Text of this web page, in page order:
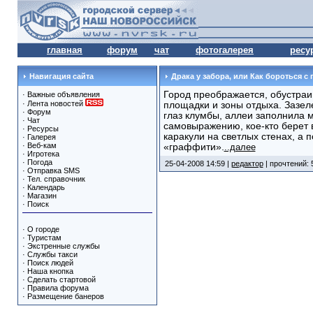
главная форум чат фотогалерея
Навигация сайта
· Важные объявления
· Лента новостей
· Форум
· Чат
· Ресурсы
· Галерея
· Веб-кам
· Игротека
· Погода
· Отправка SMS
· Тел. справочник
· Календарь
· Магазин
· Поиск
· О городе
· Туристам
· Экстренные службы
· Службы такси
· Поиск людей
· Наша кнопка
· Сделать стартовой
· Правила форума
· Размещение банеров
Драка у забора, или Как бороться
Город преображается,
площадки и зоны отдыха.
глаз клумбы, аллеи заполнила
самовыражению, кое-кто берет
каракули на светлых стенах, а
«граффити»...далее
25-04-2008 14:59 | редактор| прочтений: